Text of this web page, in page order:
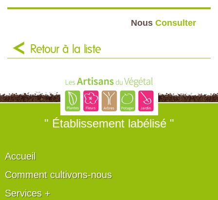
Nous Consulter
Retour à la liste
" Établissement labélisé "
Accueil
Comment cultivons-nous
Services +